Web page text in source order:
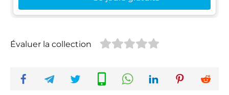
Évaluer la collection